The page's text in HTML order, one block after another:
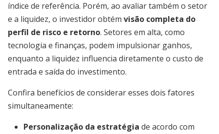
índice de referência. Porém, ao avaliar também o setor
e a liquidez, o investidor obtém visão completa do
perfil de risco e retorno. Setores em alta, como
tecnologia e finanças, podem impulsionar ganhos,
enquanto a liquidez influencia diretamente o custo de
entrada e saída do investimento.
Confira benefícios de considerar esses dois fatores
simultaneamente:
Personalização da estratégia de acordo com